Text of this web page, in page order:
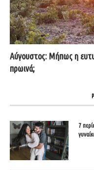
Αύγουστος: Μήπως η
πρωινά;
7